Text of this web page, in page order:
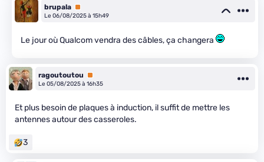
brupala Premium
Le 06/08/2025 à 15h49
Le jour où Qualcom vendra des câbles, ça changera
ragoutoutou
Premium
Le 05/08/2025 à 16h35
Et plus besoin de plaques à induction, il suffit de mettre les
antennes autour des casseroles.
3